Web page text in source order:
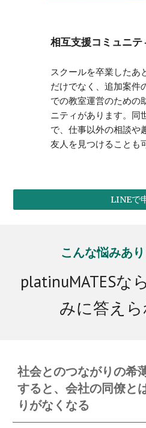
相互支援コミュニテ
スクールを卒業したあ
だけでなく、追加案件
での教室運営のための
ニティがあります。同
で、仕事以外の相談や
友人を見つけることも
LINEで
こんな悩みあ
platinuMATESな
みに答えら
社会とのつながりの希
すると、会社の同僚と
りがなくなる